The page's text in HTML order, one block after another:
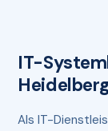
IT-
Als IT-